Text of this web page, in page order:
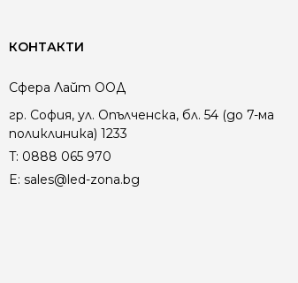
КОНТАКТИ
Сфера Лайт ООД
гр. София, ул. Опълченска, бл. 54 (до 7-ма
поликлиника) 1233
T: 0888 065 970
E: sales@led-zona.bg